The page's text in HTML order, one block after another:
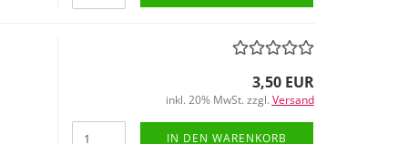
3,50 EUR
inkl. 20% MwSt. zzgl. Versand
IN DEN WARENKORB